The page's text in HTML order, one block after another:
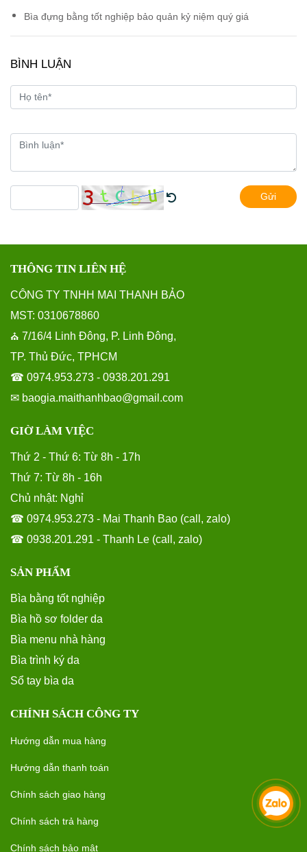
Bìa đựng bằng tốt nghiệp bảo quản kỷ niệm quý giá
BÌNH LUẬN
Gửi
THÔNG TIN LIÊN HỆ
CÔNG TY TNHH MAI THANH BẢO
MST: 0310678860
⛪ 7/16/4 Linh Đông, P. Linh Đông,
TP. Thủ Đức, TPHCM
☎ 0974.953.273 - 0938.201.291
✉ baogia.maithanhbao@gmail.com
GIỜ LÀM VIỆC
Thứ 2 - Thứ 6: Từ 8h - 17h
Thứ 7: Từ 8h - 16h
Chủ nhật: Nghỉ
☎ 0974.953.273 - Mai Thanh Bao (call, zalo)
☎ 0938.201.291 - Thanh Le (call, zalo)
SẢN PHẨM
Bìa bằng tốt nghiệp
Bìa hồ sơ folder da
Bìa menu nhà hàng
Bìa trình ký da
Sổ tay bìa da
CHÍNH SÁCH CÔNG TY
Hướng dẫn mua hàng
Hướng dẫn thanh toán
Chính sách giao hàng
Chính sách trả hàng
Chính sách bảo mật